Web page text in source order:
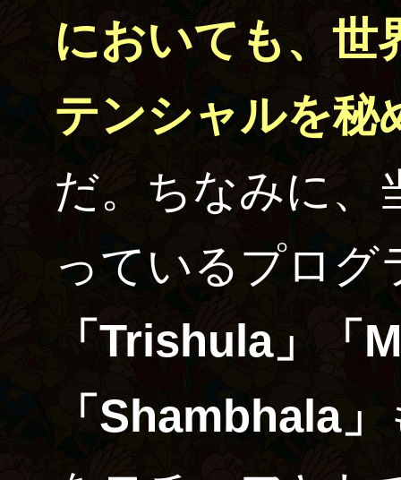
においても、世
テンシャルを秘
だ。ちなみに、
っているプログ
「Trishula」「
「Shambhala」